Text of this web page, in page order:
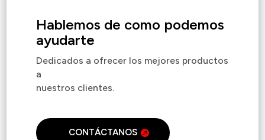
Hablemos de como podemos
ayudarte
Dedicados a ofrecer los mejores productos
a
nuestros clientes.
CONTÁCTANOS